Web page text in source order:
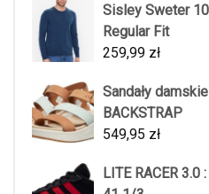
Sisley Sweter
Regular Fit
259,99 zł
Sandały
BACKSTRAP
549,95 zł
LITE RACER 3.0